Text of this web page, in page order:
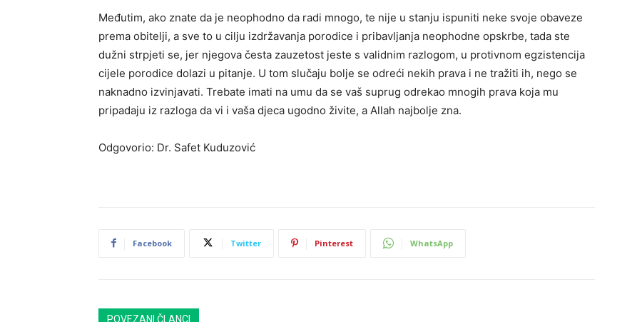
Međutim, ako znate da je neophodno da radi mnogo, te nije u stanju ispuniti neke svoje obaveze
prema obitelji, a sve to u cilju izdržavanja porodice i pribavljanja neophodne opskrbe, tada ste
dužni strpjeti se, jer njegova česta zauzetost jeste s validnim razlogom, u protivnom egzistencija
cijele porodice dolazi u pitanje. U tom slučaju bolje se odreći nekih prava i ne tražiti ih, nego se
naknadno izvinjavati. Trebate imati na umu da se vaš suprug odrekao mnogih prava koja mu
pripadaju iz razloga da vi i vaša djeca ugodno živite, a Allah najbolje zna.
Odgovorio: Dr. Safet Kuduzović
Facebook Twitter Pinterest WhatsApp
POVEZANI ČLANCI